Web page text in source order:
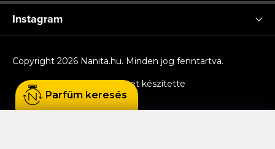
Instagram
Shoptet készítette
Copyright 2026 Nanita.hu. Minden jog fenntartva.
Parfüm keresés